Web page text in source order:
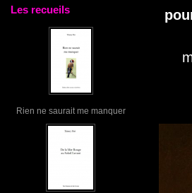
Les recueils
Rien ne saurait me manquer